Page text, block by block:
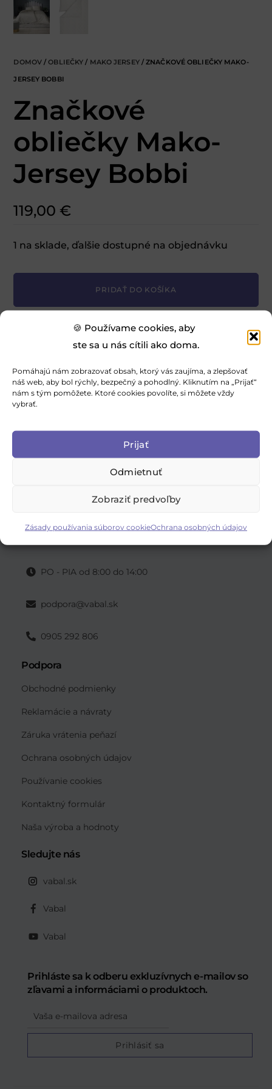
🍪 Používame cookies, aby
ste sa u nás cítili ako doma.
Pomáhajú nám zobrazovať obsah, ktorý vás zaujíma, a zlepšovať
náš web, aby bol rýchly, bezpečný a pohodlný. Kliknutím na „Prijať“
nám s tým pomôžete. Ktoré cookies povolíte, si môžete vždy
vybrať.
Prijať
Odmietnuť
Zobraziť predvoľby
Zásady používania súborov cookieOchrana osobných údajov
DOMOV/OBLIEČKY / MAKO JERSEY/ ZNAČKOVÉ OBLIEČKY MAKO-
JERSEY BOBBI
Značkové
obliečky Mako-
Jersey Bobbi
119,00 €
1 na sklade, ďalšie dostupné na objednávku
PRIDAŤ DO KOŠÍKA
A
t
r
ĎALŠIE INFORMÁCIE RECENZIE (0)
Ďalšie informácie
140×200cm + 70×90cm
PO - PIA od 8:00 do 14:00
podpora@vabal.sk
0905 292 806
Podpora
Obchodné podmienky
Reklamácie a návraty
Záruka vrátenia peňazí
Ochrana osobných údajov
Používanie cookies
Kontaktný formulár
Naša výroba a hodnoty
Sledujte nás
vabal.sk
Vabal
Vabal
Prihláste sa k odberu exkluzívnych e-mailov so
zľavami a informáciami o produktoch.
Email
Prihlásiť sa